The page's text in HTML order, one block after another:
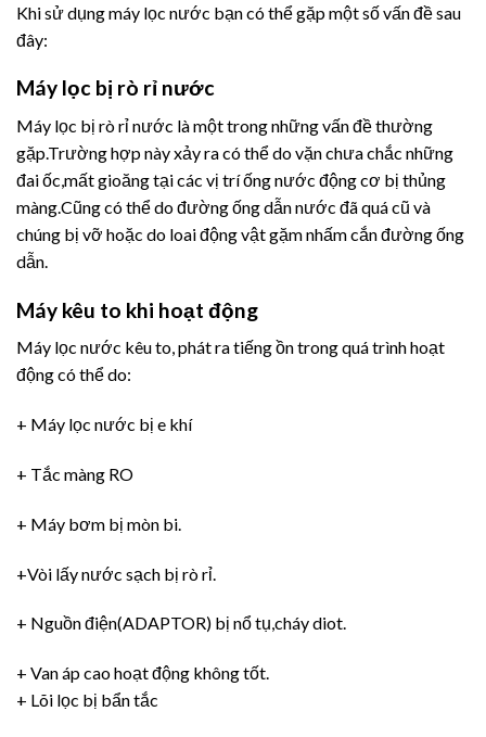
Khi sử dụng máy lọc nước bạn có thể gặp một số vấn đề sau
đây:
Máy lọc bị rò rỉ nước
Máy lọc bị rò rỉ nước là một trong những vấn đề thường
gặp.Trường hợp này xảy ra có thể do vặn chưa chắc những
đai ốc,mất gioăng tại các vị trí ống nước động cơ bị thủng
màng.Cũng có thể do đường ống dẫn nước đã quá cũ và
chúng bị vỡ hoặc do loai động vật gặm nhấm cắn đường ống
dẫn.
Máy kêu to khi hoạt động
Máy lọc nước kêu to, phát ra tiếng ồn trong quá trình hoạt
động có thể do:
+ Máy lọc nước bị e khí
+ Tắc màng RO
+ Máy bơm bị mòn bi.
+Vòi lấy nước sạch bị rò rỉ.
+ Nguồn điện(ADAPTOR) bị nổ tụ,cháy diot.
+ Van áp cao hoạt động không tốt.
+ Lõi lọc bị bẩn tắc